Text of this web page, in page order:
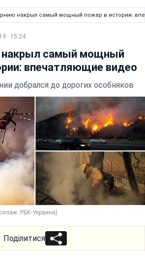
накрыл самый мощный пожар в истории:
· 15:24
самый мощный
впечатляющие видео
добрался до дорогих особняков
РБК-Украина)
Поділитися